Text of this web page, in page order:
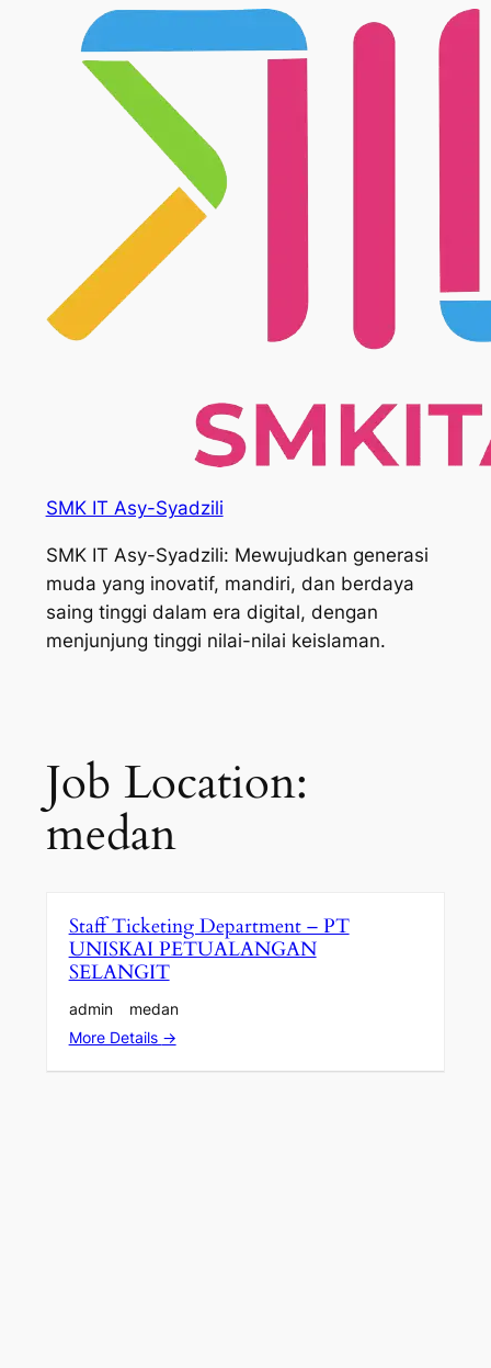
SMK IT Asy-Syadzili
SMK IT Asy-Syadzili: Mewujudkan generasi
muda yang inovatif, mandiri, dan berdaya
saing tinggi dalam era digital, dengan
menjunjung tinggi nilai-nilai keislaman.
Job Location:
medan
Staff Ticketing Department – PT
UNISKAI PETUALANGAN
SELANGIT
admin
medan
More Details